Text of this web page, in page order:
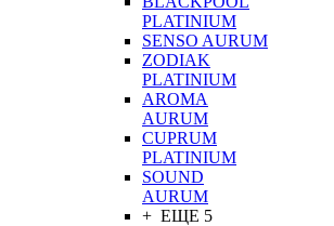
PLATINIUM
SENSO AURUM
ZODIAK
PLATINIUM
AROMA
AURUM
CUPRUM
PLATINIUM
SOUND
AURUM
+ ЕЩЕ 5